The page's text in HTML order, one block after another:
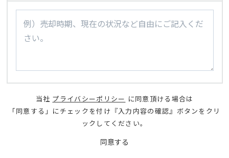
当社 プライバシーポリシー に同意頂ける場合は
「同意する」にチェックを付け『入力内容の確認』ボタンをクリ
ックしてください。
同意する